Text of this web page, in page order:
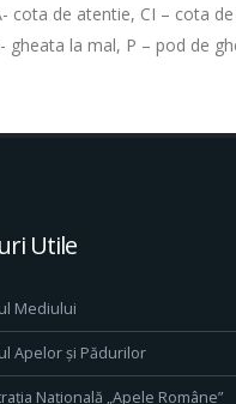
cota de atentie, CI – cota
gheata la mal, P – pod de
Utile
Mediului
Apelor și Pădurilor
Națională „Apele Române”